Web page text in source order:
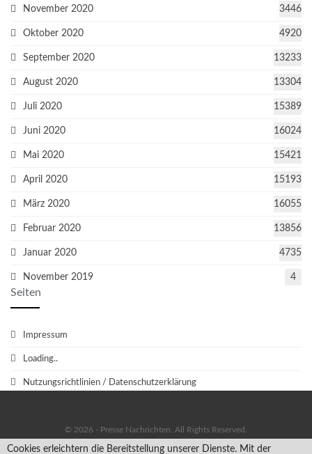
November 2020 3446
Oktober 2020 4920
September 2020 13233
August 2020 13304
Juli 2020 15389
Juni 2020 16024
Mai 2020 15421
April 2020 15193
März 2020 16055
Februar 2020 13856
Januar 2020 4735
November 2019 4
Seiten
Impressum
Loading..
Nutzungsrichtlinien / Datenschutzerklärung
© 2026 - Presse Nachrichten. All Rights Reserved.
Facebook Twitter
Cookies erleichtern die Bereitstellung unserer Dienste. Mit der